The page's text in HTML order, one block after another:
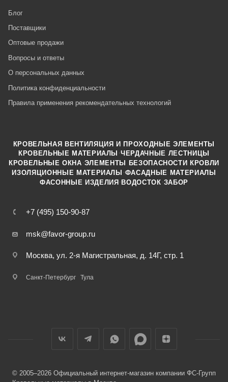
Блог
Поставщики
Оптовые продажи
Вопросы и ответы
О персональных данных
Политика конфиденциальности
Правила применения рекомендательных технологий
+7 (495) 150-90-87
msk@favor-group.ru
Москва, ул. 2-я Магистральная, д. 14Г, стр. 1
Санкт-Петербург Тула
КРОВЕЛЬНАЯ ВЕНТИЛЯЦИЯ И ПРОХОДНЫЕ ЭЛЕМЕНТЫ
КРОВЕЛЬНЫЕ МАТЕРИАЛЫ ·ЧЕРДАЧНЫЕ ЛЕСТНИЦЫ
КРОВЕЛЬНЫЕ ОКНА ·ЭЛЕМЕНТЫ БЕЗОПАСНОСТИ КРОВЛИ
ИЗОЛЯЦИОННЫЕ МАТЕРИАЛЫ ·ФАСАДНЫЕ МАТЕРИАЛЫ
ФАСОННЫЕ ИЗДЕЛИЯ ·ВОДОСТОК ·ЗАБОР
© 2005–2026 Официальный интернет-магазин компании ФС-Групп